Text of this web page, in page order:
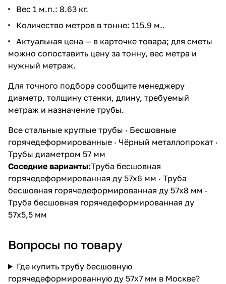
Вес 1 м.п.: 8.63 кг.
Количество метров в тонне: 115.9 м..
Актуальная цена — в карточке товара; для сметы
можно сопоставить цену за тонну, вес метра и
нужный метраж.
Для точного подбора сообщите менеджеру
диаметр, толщину стенки, длину, требуемый
метраж и назначение трубы.
Все стальные круглые трубы · Бесшовные
горячедеформированные · Чёрный металлопрокат ·
Трубы диаметром 57 мм
Соседние варианты:Труба бесшовная
горячедеформированная ду 57х6 мм · Труба
бесшовная горячедеформированная ду 57х8 мм ·
Труба бесшовная горячедеформированная ду
57х5,5 мм
Вопросы по товару
Где купить трубу бесшовную
горячедеформированную ду 57х7 мм в Москве?